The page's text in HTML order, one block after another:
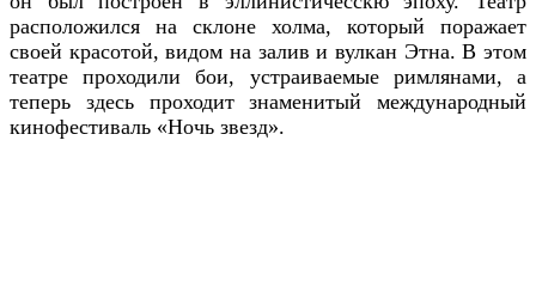
расположился на склоне холма, который поражает
своей красотой, видом на залив и вулкан Этна. В этом
театре проходили бои, устраиваемые римлянами, а
теперь здесь проходит знаменитый международный
кинофестиваль «Ночь звезд».